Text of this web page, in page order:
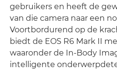
gebruikers en heeft de
van die camera naar een
Voortbordurend op de
biedt de EOS R6 Mark II
waaronder de In-Body
intelligente